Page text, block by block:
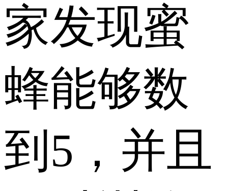
家发现蜜
蜂能够数
到5，并且